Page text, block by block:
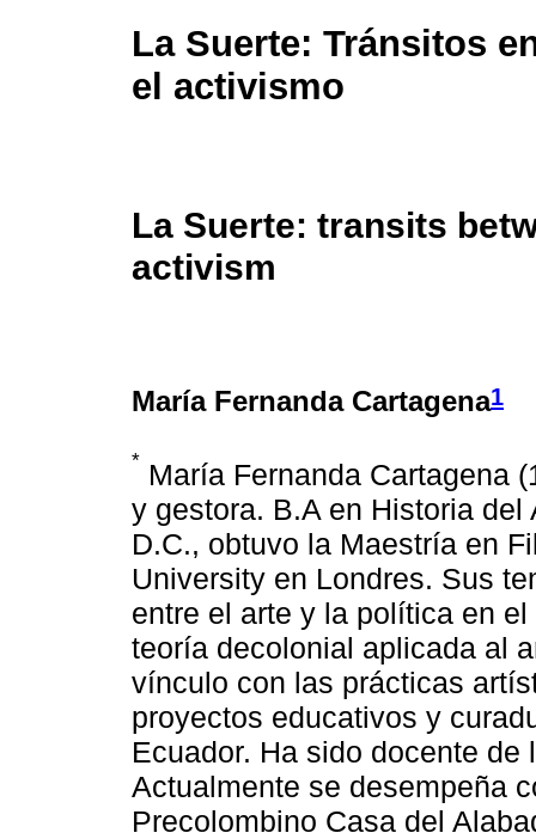
La Suerte: Tránsitos
el activismo
La Suerte: transits
activism
María Fernanda Cartagena1
* María Fernanda Cartagena
y gestora. B.A en Historia
D.C., obtuvo la Maestría en
University en Londres. Sus
entre el arte y la política en
teoría decolonial aplicada al
vínculo con las prácticas
proyectos educativos y
Ecuador. Ha sido docente
Actualmente se desempeña
Precolombino Casa del